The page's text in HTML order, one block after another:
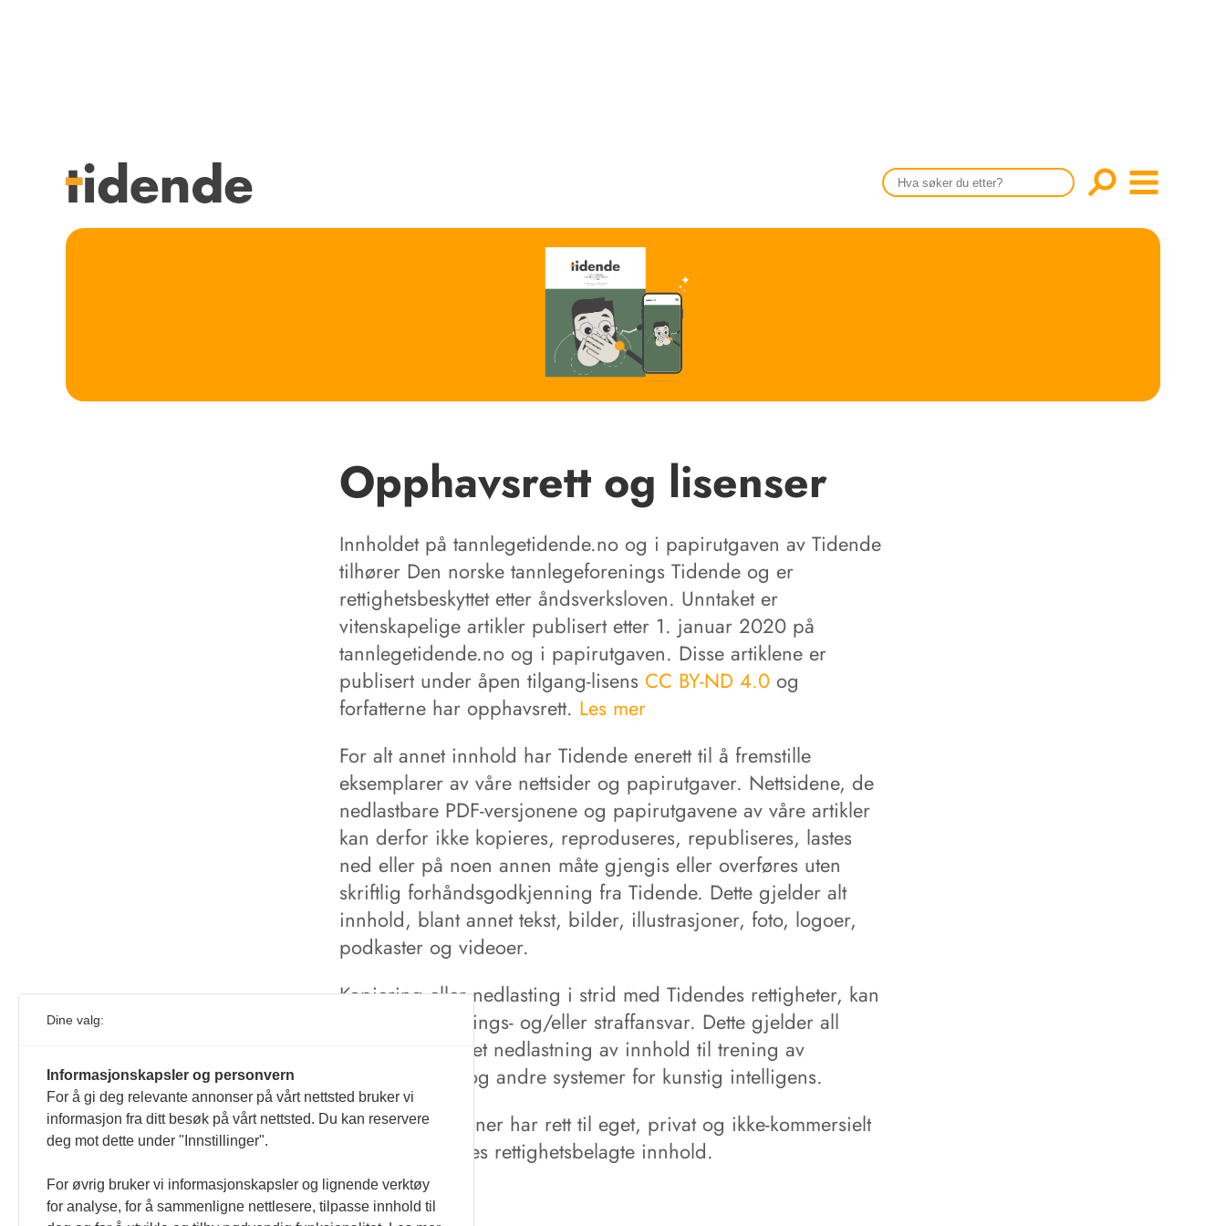
KONTAKT
OM OSS
Opphavsrett og lisenser
Innholdet på tannlegetidende.no og i papirutgaven av Tidende
tilhører Den norske tannlegeforenings Tidende og er
rettighetsbeskyttet etter åndsverksloven. Unntaket er
vitenskapelige artikler publisert etter 1. januar 2020 på
tannlegetidende.no og i papirutgaven. Disse artiklene er
publisert under åpen tilgang-lisens CC BY-ND 4.0 og
forfatterne har opphavsrett. Les mer
For alt annet innhold har Tidende enerett til å fremstille
eksemplarer av våre nettsider og papirutgaver. Nettsidene, de
nedlastbare PDF-versjonene og papirutgavene av våre artikler
kan derfor ikke kopieres, reproduseres, republiseres, lastes
ned eller på noen annen måte gjengis eller overføres uten
skriftlig forhåndsgodkjenning fra Tidende. Dette gjelder alt
innhold, blant annet tekst, bilder, illustrasjoner, foto, logoer,
podkaster og videoer.
Kopiering eller nedlasting i strid med Tidendes rettigheter, kan
medføre erstatnings- og/eller straffansvar. Dette gjelder all
bruk, blant annet nedlastning av innhold til trening av
språkmodeller og andre systemer for kunstig intelligens.
Kun enkeltpersoner har rett til eget, privat og ikke-kommersielt
bruk av Tidendes rettighetsbelagte innhold.
Dine valg:
Informasjonskapsler og personvern
For å gi deg relevante annonser på vårt nettsted bruker vi
informasjon fra ditt besøk på vårt nettsted. Du kan reservere
deg mot dette under "Innstillinger".
For øvrig bruker vi informasjonskapsler og lignende verktøy
for analyse, for å sammenligne nettlesere, tilpasse innhold til